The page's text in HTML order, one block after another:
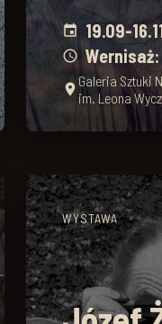
event 19.09-
schedule
place Galeria Sztuki
im. Leona
WYSTAWA